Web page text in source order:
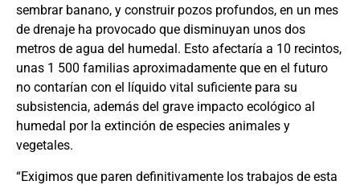
sembrar banano, y construir pozos profundos, en un mes
de drenaje ha provocado que disminuyan unos dos
metros de agua del humedal. Esto afectaría a 10 recintos,
unas 1 500 familias aproximadamente que en el futuro
no contarían con el líquido vital suficiente para su
subsistencia, además del grave impacto ecológico al
humedal por la extinción de especies animales y
vegetales.
“Exigimos que paren definitivamente los trabajos de esta